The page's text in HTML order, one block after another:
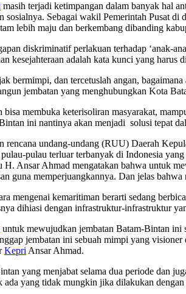
masih terjadi ketimpangan dalam banyak hal
Sebagai wakil Pemerintah Pusat
lebih maju dan berkembang dibanding
diskriminatif perlakuan terhadap ‘anak-
kesejahteraan adalah kata kunci yang harus
bermimpi, dan tercetuslah angan,
jembatan yang menghubungkan Kota
membuka keterisoliran masyarakat,
ini nantinya akan menjadi solusi tepat
rencana undang-undang (RUU) Daerah
pulau terluar terbanyak di Indonesia
Ansar Ahmad mengatakan bahwa untuk
guna memperjuangkannya. Dan jelas
mengenai kemaritiman berarti sedang
dihiasi dengan infrastruktur-infrastruktur
untuk mewujudkan jembatan Batam-Bintan ini
jembatan ini sebuah mimpi yang
Kepri Ansar Ahmad.
yang menjabat selama dua periode dan
ada yang tidak mungkin jika dilakukan